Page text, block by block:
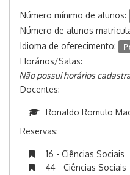
Número mínimo de alunos:
Número de alunos
Idioma de oferecimento:
Horários/Salas:
Não possui horários
Docentes:
Ronaldo Romulo
Reservas:
16 - Ciências Sociais
44 - Ciências Sociais